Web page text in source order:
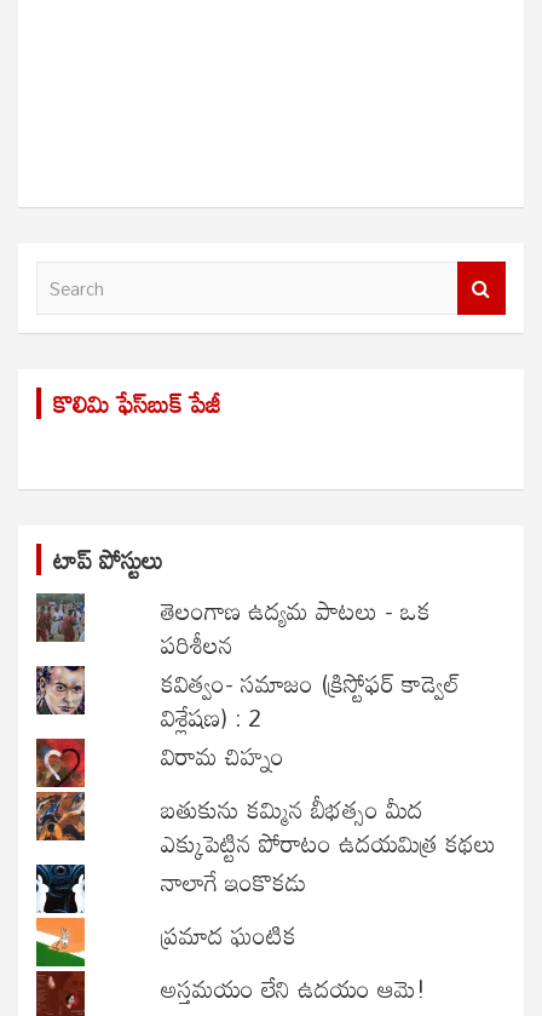
a
r
c కొలిమి ఫేస్‌బుక్ పేజీ
టాప్ పోస్టులు
తెలంగాణ ఉద్యమ పాటలు - ఒక
పరిశీలన
కవిత్వం- సమాజం (క్రిస్టోఫర్ కాడ్వెల్
విశ్లేషణ) : 2
విరామ చిహ్నం
బతుకును కమ్మిన బీభత్సం మీద
ఎక్కుపెట్టిన పోరాటం ఉదయమిత్ర కథలు
నాలాగే ఇంకొకడు
ప్రమాద ఘంటిక
అస్తమయం లేని ఉదయం ఆమె!